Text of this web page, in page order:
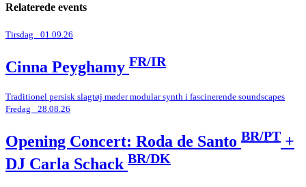
Relaterede events
Tirsdag _01.09.26
Cinna Peyghamy FR/IR
Traditionel persisk slagtøj møder modular synth i fascinerende soundscapes
Fredag _28.08.26
Opening Concert: Roda de Santo BR/PT +
DJ Carla Schack BR/DK